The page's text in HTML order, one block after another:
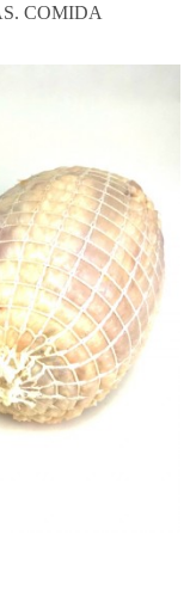
COMIDA